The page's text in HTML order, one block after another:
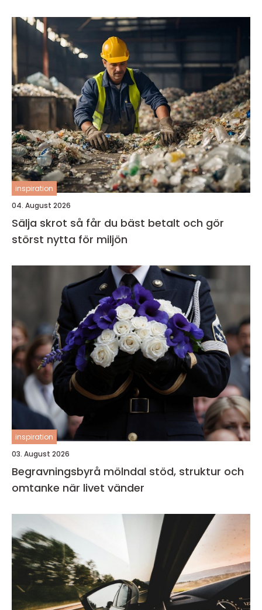
inspiration
04. August 2026
Sälja skrot så får du bäst betalt och gör
störst nytta för miljön
inspiration
03. August 2026
Begravningsbyrå mölndal stöd, struktur och
omtanke när livet vänder